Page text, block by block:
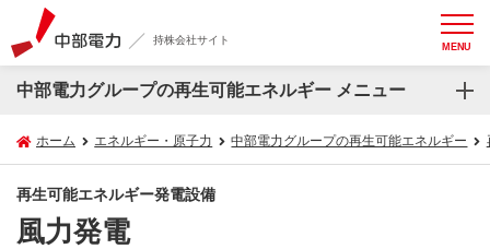
持株会社サイト MENU
中部電力グループの再生可能エネルギー メニュー
ホーム エネルギー・原子力 中部電力グループの再生可能エネルギー
再生可能エネルギー発電設備
風力発電